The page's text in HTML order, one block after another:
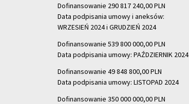
Dofinansowanie 290 817 240,00 PLN
Data podpisania umowy i aneksów:
WRZESIEŃ 2024 i GRUDZIEŃ 2024
Dofinansowanie 539 800 000,00 PLN
Data podpisania umowy: PAŹDZIERNIK 2024
Dofinansowanie 49 848 800,00 PLN
Data podpisania umowy: LISTOPAD 2024
Dofinansowanie 350 000 000,00 PLN